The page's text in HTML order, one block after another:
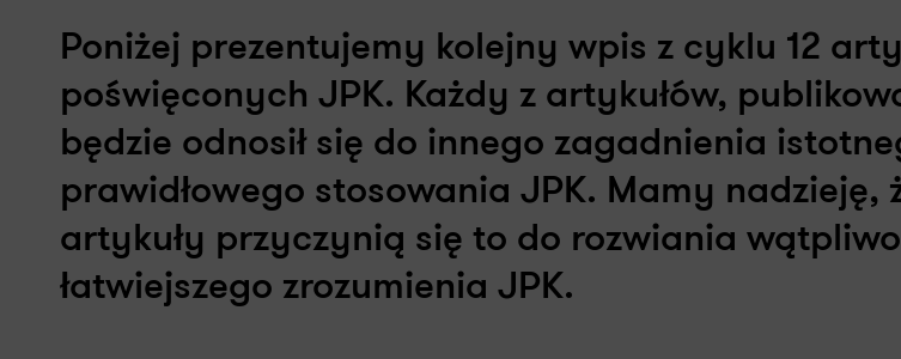
Poniżej prezentujemy kolejny wpis z cyklu 12
poświęconych JPK. Każdy z artykułów,
będzie odnosił się do innego zagadnienia
prawidłowego stosowania JPK. Mamy nadzieję,
artykuły przyczynią się to do rozwiania
łatwiejszego zrozumienia JPK.